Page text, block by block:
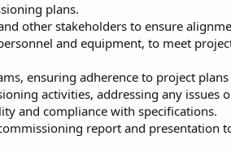
plans.
other stakeholders to ensure
and equipment, to meet
ensuring adherence to project
activities, addressing any issues
and compliance with specifications.
report and presentation